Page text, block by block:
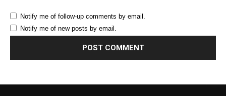
Notify me of follow-up comments by email.
Notify me of new posts by email.